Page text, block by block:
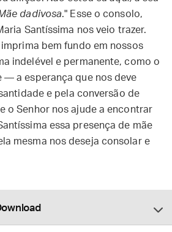
dadivosa." Esse o consolo,
Santíssima nos veio trazer.
bem fundo em nossos
indelével e permanente, como o
— a esperança que nos deve
e pela conversão de
o Senhor nos ajude a encontrar
essa presença de mãe
mesma nos deseja consolar e